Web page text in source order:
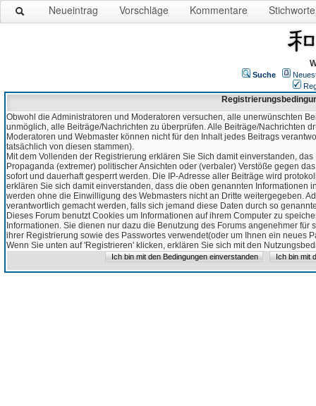
Neueintrag Vorschläge Kommentare Stichworte
Suche
Obwohl die Administratoren und Moderatoren versuchen, alle unerwünschten
unmöglich, alle Beiträge/Nachrichten zu überprüfen. Alle Beiträge/Nachrichten
Moderatoren und Webmaster können nicht für den Inhalt jedes Beitrags
tatsächlich von diesen stammen).
Mit dem Vollenden der Registrierung erklären Sie Sich damit einverstanden,
Propaganda (extremer) politischer Ansichten oder (verbaler) Verstöße gegen
sofort und dauerhaft gesperrt werden. Die IP-Adresse aller Beiträge wird
erklären Sie sich damit einverstanden, dass die oben genannten Informationen
werden ohne die Einwilligung des Webmasters nicht an Dritte weitergegeben.
verantwortlich gemacht werden, falls sich jemand diese Daten durch so
Dieses Forum benutzt Cookies um Informationen auf ihrem Computer zu
Informationen. Sie dienen nur dazu die Benutzung des Forums angenehmer
ihrer Registrierung sowie des Passwortes verwendet(oder um Ihnen ein neues
Wenn Sie unten auf 'Registrieren' klicken, erklären Sie sich mit den